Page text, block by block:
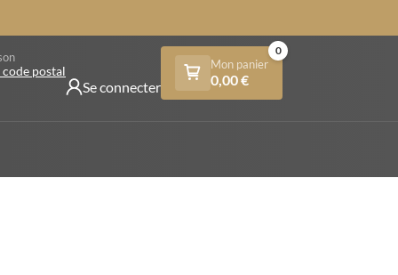
postal
Se connecter
Mon panier
0,00€
0